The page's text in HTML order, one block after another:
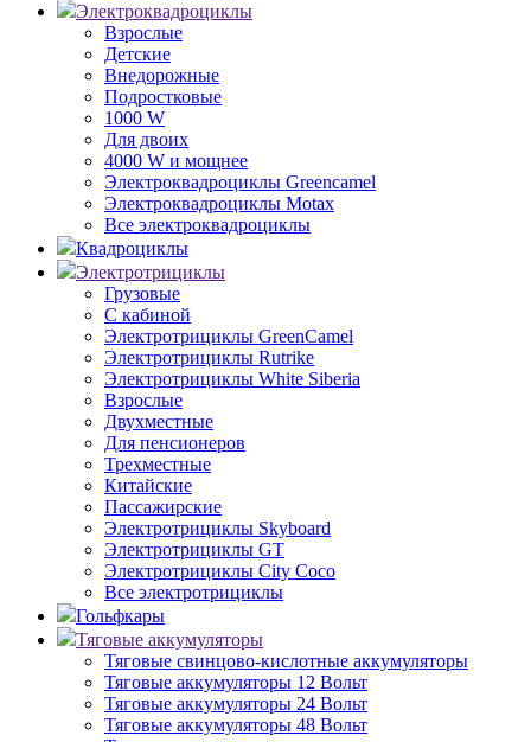
Электроквадроциклы
Взрослые
Детские
Внедорожные
Подростковые
1000 W
Для двоих
4000 W и мощнее
Электроквадроциклы Greencamel
Электроквадроциклы Motax
Все электроквадроциклы
Квадроциклы
Электротрициклы
Грузовые
С кабиной
Электротрициклы GreenCamel
Электротрициклы Rutrike
Электротрициклы White Siberia
Взрослые
Двухместные
Для пенсионеров
Трехместные
Китайские
Пассажирские
Электротрициклы Skyboard
Электротрициклы GT
Электротрициклы City Coco
Все электротрициклы
Гольфкары
Тяговые аккумуляторы
Тяговые свинцово-кислотные аккумуляторы
Тяговые аккумуляторы 12 Вольт
Тяговые аккумуляторы 24 Вольт
Тяговые аккумуляторы 48 Вольт